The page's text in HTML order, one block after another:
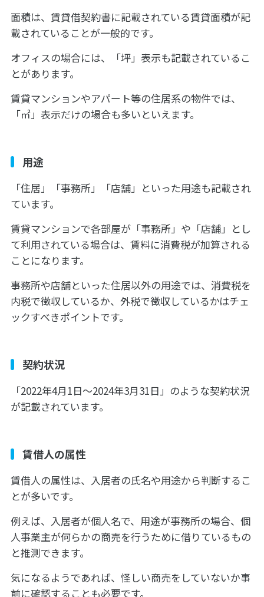
面積は、賃貸借契約書に記載されている賃貸面積が記
載されていることが一般的です。
オフィスの場合には、「坪」表示も記載されているこ
とがあります。
賃貸マンションやアパート等の住居系の物件では、
「㎡」表示だけの場合も多いといえます。
用途
「住居」「事務所」「店舗」といった用途も記載され
ています。
賃貸マンションで各部屋が「事務所」や「店舗」とし
て利用されている場合は、賃料に消費税が加算される
ことになります。
事務所や店舗といった住居以外の用途では、消費税を
内税で徴収しているか、外税で徴収しているかはチェ
ックすべきポイントです。
契約状況
「2022年4月1日〜2024年3月31日」のような契約状況
が記載されています。
賃借人の属性
賃借人の属性は、入居者の氏名や用途から判断するこ
とが多いです。
例えば、入居者が個人名で、用途が事務所の場合、個
人事業主が何らかの商売を行うために借りているもの
と推測できます。
気になるようであれば、怪しい商売をしていないか事
前に確認することも必要です。